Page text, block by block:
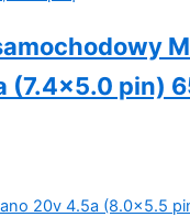
(7.4×5.0 pin)